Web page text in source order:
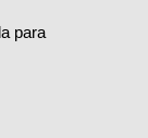
para